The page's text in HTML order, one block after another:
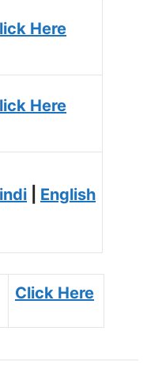
Here
Here
English
Click Here